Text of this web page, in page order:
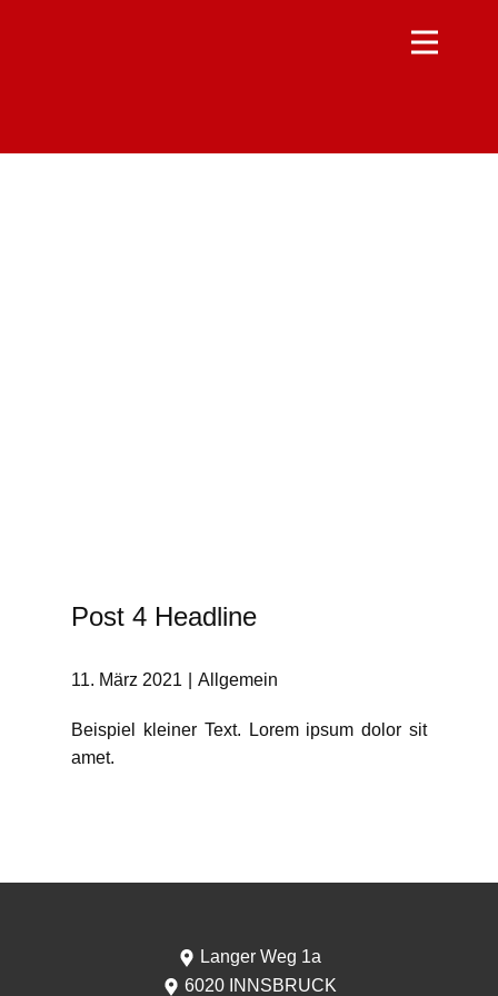
Post 4 Headline
11. März 2021 Allgemein
Beispiel kleiner Text. Lorem ipsum dolor sit
amet.
Langer Weg 1a
6020 INNSBRUCK